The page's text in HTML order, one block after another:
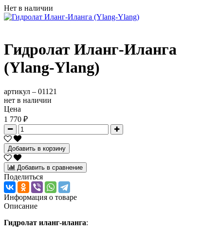
Нет в наличии
Гидролат Иланг-Иланга
(Ylang-Ylang)
артикул – 01121
нет в наличии
Цена
1 770 ₽
Добавить в корзину
Добавить в сравнение
Поделиться
Информация о товаре
Описание
Гидролат иланг-иланга: